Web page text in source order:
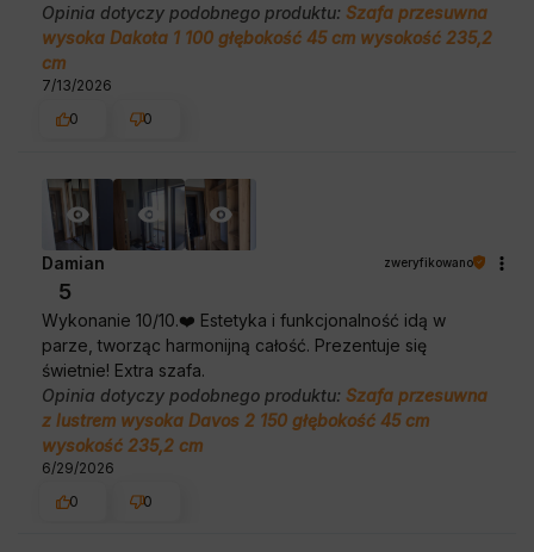
Opinia dotyczy podobnego produktu: Szafa przesuwna
wysoka Dakota 1 100 głębokość 45 cm wysokość 235,2
cm
7/13/2026
0
0
Damian zweryfikowano
5
Wykonanie 10/10.❤️ Estetyka i funkcjonalność idą w
parze, tworząc harmonijną całość. Prezentuje się
świetnie! Extra szafa.
Opinia dotyczy podobnego produktu: Szafa przesuwna
z lustrem wysoka Davos 2 150 głębokość 45 cm
wysokość 235,2 cm
6/29/2026
0
0